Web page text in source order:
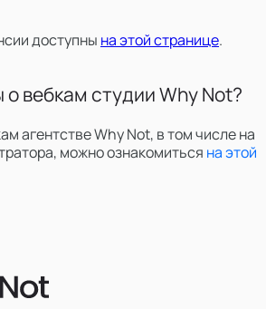
доступны на этой странице.
о вебкам студии Why Not?
агентстве Why Not, в том числе на
можно ознакомиться на этой